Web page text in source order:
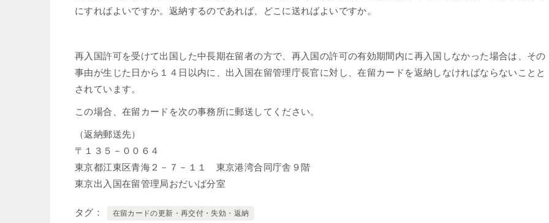
にすればよいですか。返納するのであれば、どこに送ればよいですか。
再入国許可を受けて出国した中長期在留者の方で、再入国の許可の有効期間内に再入国しなかった場合は、その
事由が生じた日から１４日以内に、出入国在留管理庁長官に対し、在留カードを返納しなければならないことと
されています。
この場合、在留カードを次の事務所に郵送してください。
（返納郵送先）
〒１３５－００６４
東京都江東区青海２－７－１１ 東京港湾合同庁舎９階
東京出入国在留管理局おだいば分室
タグ 在留カードの更新・再交付・失効・返納